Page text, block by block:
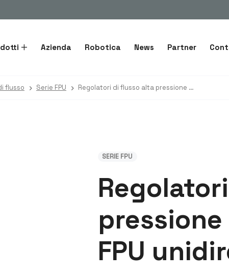
Azienda Robotica News Partner
flusso Serie FPU Regolatori di flusso alta pressione Fluidpress FPU unidirezionali
SERIE FPU
FPU